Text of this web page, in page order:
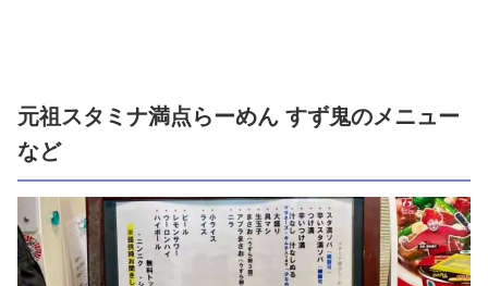
元祖スタミナ満点らーめん すず鬼のメニュー
など